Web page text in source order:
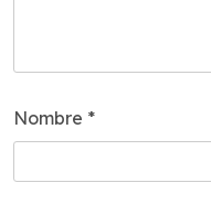
Nombre *